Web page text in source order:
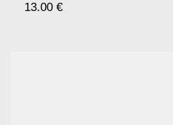
13.00 €